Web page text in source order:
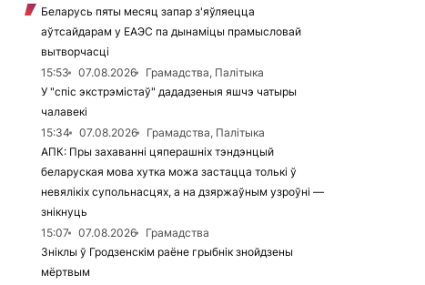
Беларусь пяты месяц запар з'яўляецца
аўтсайдарам у ЕАЭС па дынаміцы прамысловай
вытворчасці
15:53
07.08.2026
Грамадства, Палітыка
У "спіс экстрэмістаў" дададзеныя яшчэ чатыры
чалавекі
15:34
07.08.2026
Грамадства, Палітыка
АПК: Пры захаванні цяперашніх тэндэнцый
беларуская мова хутка можа застацца толькі ў
невялікіх супольнасцях, а на дзяржаўным узроўні —
знікнуць
15:07
07.08.2026
Грамадства
Зніклы ў Гродзенскім раёне грыбнік знойдзены
мёртвым